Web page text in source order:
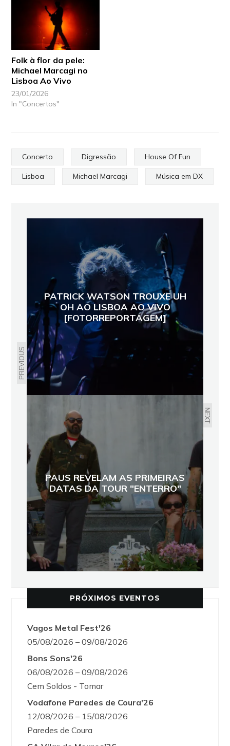
Folk à flor da pele:
Michael Marcagi no
Lisboa Ao Vivo
23/01/2026
In "Concertos"
Concerto Digressão House Of Fun
Lisboa Michael Marcagi Música em DX
PREVIOUS
PATRICK WATSON TROUXE UH
OH AO LISBOA AO VIVO
[FOTORREPORTAGEM]
NEXT
PAUS REVELAM AS PRIMEIRAS
DATAS DA TOUR "ENTERRO"
PRÓXIMOS EVENTOS
Vagos Metal Fest'26
05/08/2026 – 09/08/2026
Bons Sons'26
06/08/2026 – 09/08/2026
Cem Soldos - Tomar
Vodafone Paredes de Coura'26
12/08/2026 – 15/08/2026
Paredes de Coura